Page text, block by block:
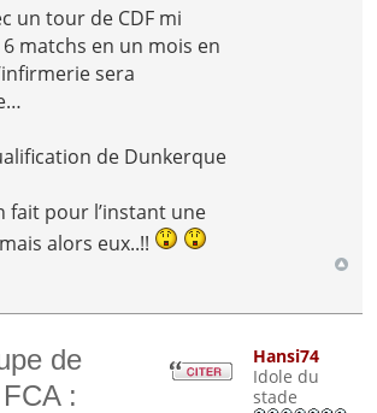
un tour de CDF mi
matchs en un mois en
sera
de Dunkerque
fait pour l’instant une
alors eux..!!
de
:
Hansi74
Idole du
stade